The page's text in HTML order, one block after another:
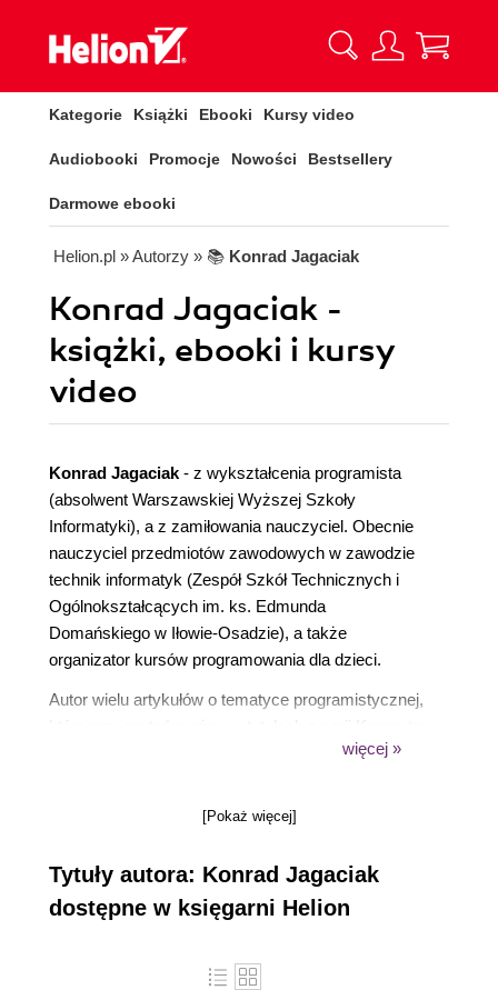
Kategorie Książki Ebooki Kursy video
Audiobooki Promocje Nowości Bestsellery
Darmowe ebooki
Helion.pl » Autorzy » 📚 Konrad Jagaciak
Konrad Jagaciak -
książki, ebooki i kursy
video
Konrad Jagaciak - z wykształcenia programista
(absolwent Warszawskiej Wyższej Szkoły
Informatyki), a z zamiłowania nauczyciel. Obecnie
nauczyciel przedmiotów zawodowych w zawodzie
technik informatyk (Zespół Szkół Technicznych i
Ogólnokształcących im. ks. Edmunda
Domańskiego w Iłowie-Osadzie), a także
organizator kursów programowania dla dzieci.
Autor wielu artykułów o tematyce programistycznej,
Świat, ale także w czasopismach Programista
więcej »
[Pokaż więcej]
Tytuły autora: Konrad Jagaciak
dostępne w księgarni Helion